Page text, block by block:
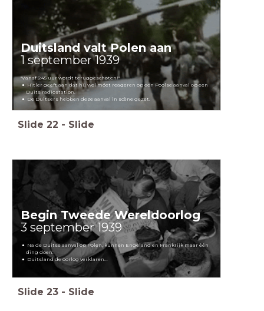
Duitsland valt Polen aan
1 september 1939
"Vanaf 5:45 uur wordt teruggeschoten!"
Hitler geeft aan dat hij wel móet reageren op een Poolse aanval op een
Duits radiostation.
De Duitsers hebben deze aanval in scène gezet.
Slide 22 - Slide
Begin Tweede Wereldoorlog
3 september 1939
Na de Duitse aanval op Polen, kunnen Engeland en Frankrijkmaar één
ding doen:
Duitsland de oorlog verklaren...
Slide 23 - Slide